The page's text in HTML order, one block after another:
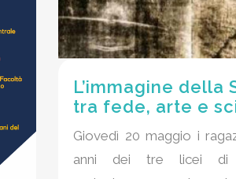
L’immagine della
tra fede, arte e
Giovedì 20 maggio i
anni dei tre licei di